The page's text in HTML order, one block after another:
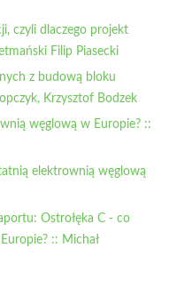
czyli dlaczego projekt
Filip Piasecki
z budową bloku
Krzysztof Bodzek
węglową w Europie? ::
elektrownią węglową
Ostrołęka C - co
:: Michał